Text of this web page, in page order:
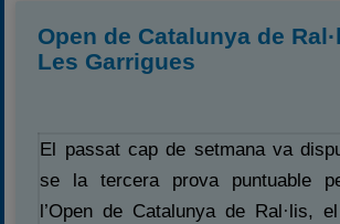
Open de Catalunya de
Les Garrigues
El passat cap de setmana va
se la tercera prova puntuable
l’Open de Catalunya de Ral·lis,